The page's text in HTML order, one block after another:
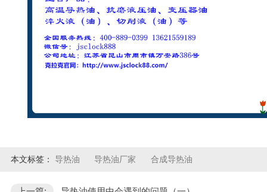
本文标签： 导热油 导热油厂家 合成导热油